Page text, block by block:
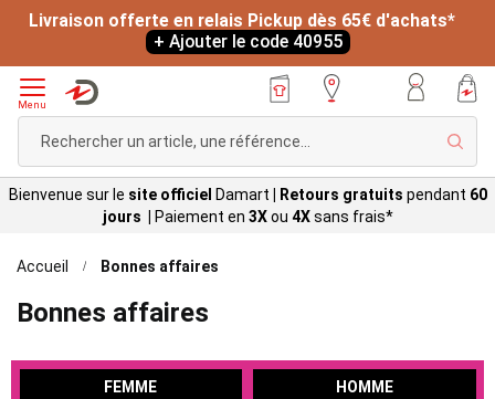
Livraison offerte en relais Pickup dès 65€ d'achats*
+ Ajouter le code 40955
Menu
Bienvenue sur le site officiel Damart Retours gratuits pendant 60
jours |
Paiement en 3Xou 4Xsans frais*
Accueil Bonnes affaires
Bonnes affaires
FEMME HOMME